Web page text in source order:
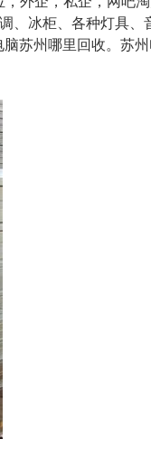
、冰柜、各种灯具、
苏州哪里回收。苏